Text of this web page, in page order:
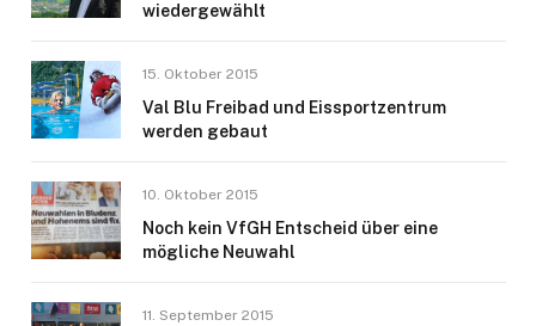
wiedergewählt
15. Oktober 2015
Val Blu Freibad und Eissportzentrum
werden gebaut
10. Oktober 2015
Noch kein VfGH Entscheid über eine
mögliche Neuwahl
11. September 2015